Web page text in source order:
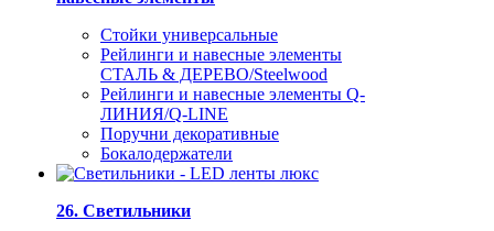
Стойки универсальные
Рейлинги и навесные элементы
СТАЛЬ & ДЕРЕВО/Steelwood
Рейлинги и навесные элементы Q-
ЛИНИЯ/Q-LINE
Поручни декоративные
Бокалодержатели
26. Светильники